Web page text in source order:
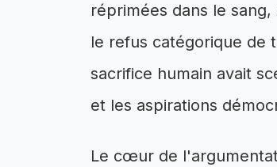
réprimées dans le
le refus catégorique de
sacrifice humain avait
et les aspirations
Le cœur de